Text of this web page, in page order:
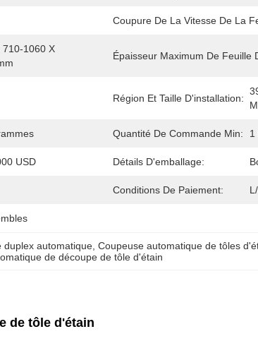
Coupure De La Vitesse De La
710-1060 X
Épaisseur Maximum De Feuille
Région Et Taille D'installation:
Quantité De Commande Min: 1
USD Détails D'emballage:
Conditions De Paiement:
duplex automatique , Coupeuse automatique de tôles
de découpe de tôle d'étain
de tôle d'étain